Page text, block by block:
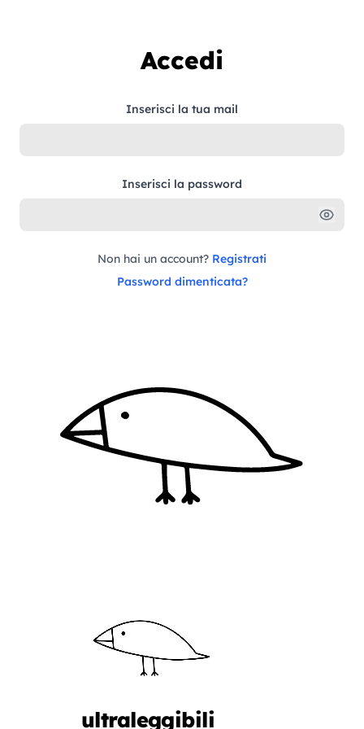
Accedi
Inserisci la tua mail
Inserisci la password
Non hai un account? Registrati
Password dimenticata?
ultraleggibili